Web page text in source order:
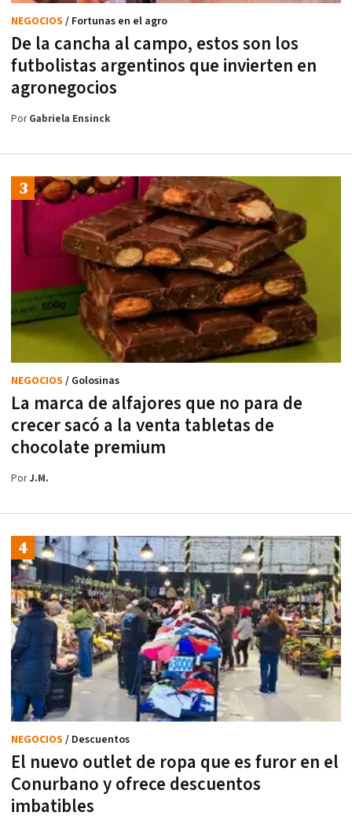
De la cancha al campo, estos son los
futbolistas argentinos que invierten en
agronegocios
NEGOCIOS / Fortunas en el agro
PorGabriela Ensinck
La marca de alfajores que no para de
crecer sacó a la venta tabletas de
chocolate premium
NEGOCIOS / Golosinas
PorJ.M.
El nuevo outlet de ropa que es furor en el
Conurbano y ofrece descuentos
imbatibles
NEGOCIOS / Descuentos